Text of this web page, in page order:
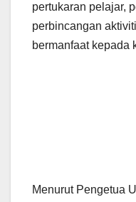
pertukaran pelajar,
perbincangan
bermanfaat kepada
Menurut Pengetua